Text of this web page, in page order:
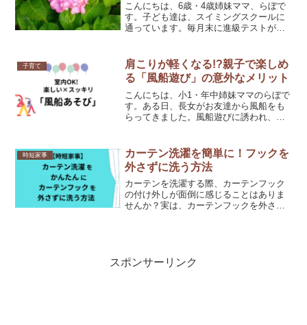
こんにちは、6歳・4歳姉妹ママ、らぼで
す。子ども達は、スイミングスクールに
通っています。毎月末に進級テストがあ
機で、アイスクリームを買っています。
今月末は、小1長女が進...
子育て
肩こりが軽くなる!?親子で楽しめ
る「風船遊び」の意外なメリット
こんにちは、小1・年中姉妹ママのらぼで
す。ある日、長女がお友達から風船をも
らってきました。風船遊びに誘われ、子
びで感じた肩まわりの変化普段、運動不
足で、パソコン作業が多...
時短家事
カーテン洗濯を簡単に！フックを
外さずに洗う方法
カーテンを洗濯する際、カーテンフック
の付け外しが面倒に感じることはありま
せんか？実は、カーテンフックを外さず
スポンサーリンク